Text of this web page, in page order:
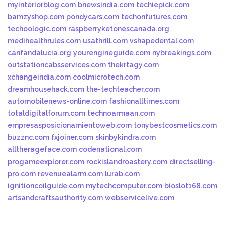
myinteriorblog.com bnewsindia.com techiepick.com
bamzyshop.com pondycars.com techonfutures.com
techoologic.com raspberryketonescanada.org
medihealthrules.com usathrill.com vshapedental.com
canfandalucia.org yourengineguide.com nybreakings.com
outstationcabsservices.com thekrtagy.com
xchangeindia.com coolmicrotech.com
dreamhousehack.com the-techteacher.com
automobilenews-online.com fashionalltimes.com
totaldigitalforum.com technoarmaan.com
empresasposicionamientoweb.com tonybestcosmetics.com
buzznc.com fxjoiner.com skinbykindra.com
alltherageface.com codenational.com
progameexplorer.com rockislandroastery.com directselling-
pro.com revenuealarm.com lurab.com
ignitioncoilguide.com mytechcomputer.com bioslot168.com
artsandcraftsauthority.com webservicelive.com